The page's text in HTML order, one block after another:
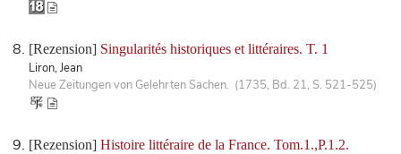
[Rezension] Singularités historiques et littéraires. T. 1
Liron, Jean
Neue Zeitungen von Gelehrten Sachen. (1735, Bd. 21, S. 521-525)
[Rezension] Histoire littéraire de la France. Tom.1.,P.1.2.